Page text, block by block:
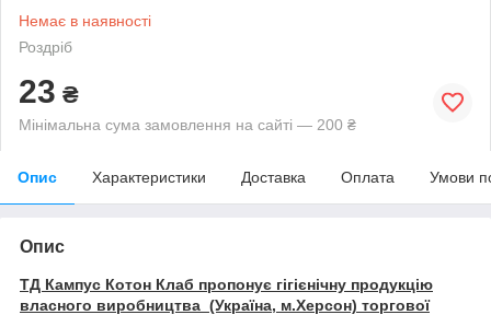
Немає в наявності
Роздріб
23 ₴
Мінімальна сума замовлення на сайті — 200 ₴
Опис Характеристики Доставка Оплата Умови
Опис
ТД Кампус Котон Клаб пропонує гігієнічну продукцію
власного виробництва (Україна, м.Херсон) торгової